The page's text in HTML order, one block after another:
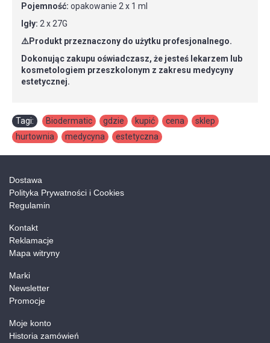
Pojemność: opakowanie 2 x 1 ml
Igły: 2 x 27G
⚠️Produkt przeznaczony do użytku profesjonalnego.
Dokonując zakupu oświadczasz, że jesteś lekarzem lub
kosmetologiem przeszkolonym z zakresu medycyny
estetycznej.
Tagi: Biodermatic gdzie kupić cena sklep
hurtownia
medycyna estetyczna
Dostawa
Polityka Prywatności i Cookies
Regulamin
Kontakt
Reklamacje
Mapa witryny
Marki
Newsletter
Promocje
Moje konto
Historia zamówień